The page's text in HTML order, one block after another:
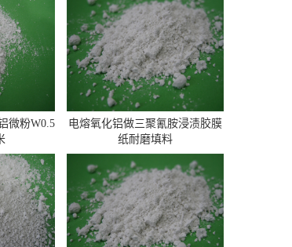
微粉W0.5
电熔氧化铝做三聚氰胺浸渍胶膜
纸耐磨填料